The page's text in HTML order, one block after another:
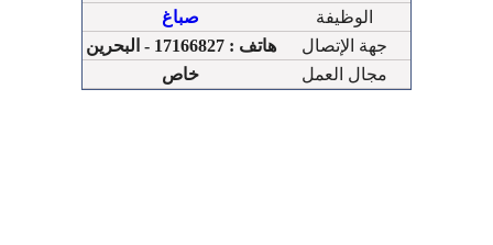
صباغ
الوظيفة
هاتف : 17166827 - البحرين
جهة الإتصال
خاص
مجال العمل